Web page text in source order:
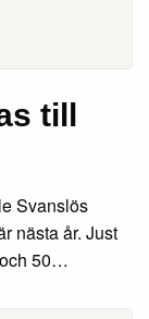
till
Svanslös
nästa år. Just
och 50…